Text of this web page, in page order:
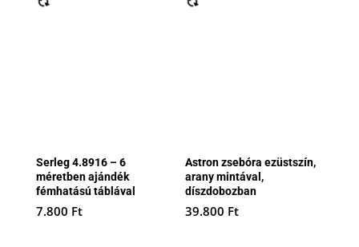
Serleg 4.8916 – 6
méretben ajándék
fémhatású táblával
7.800 Ft
Astron zsebóra ezüstszín,
arany mintával,
díszdobozban
39.800 Ft